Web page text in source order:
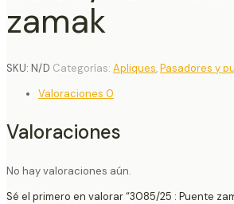
zamak
SKU: N/D Categorías: Apliques,Pasadores y
Valoraciones 0
Valoraciones
No hay valoraciones aún.
Sé el primero en valorar “3085/25 : Puente